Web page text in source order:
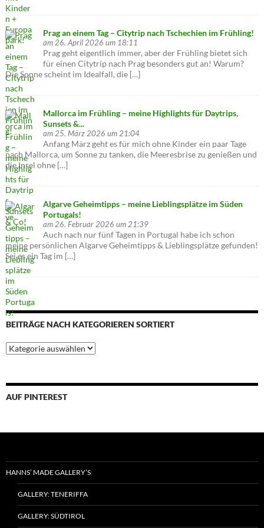
Prag an einem Tag – Citytrip nach Tschechien im Frühling!
am 26. April 2026 um 18:11
Prag geht eigentlich immer, aber der Frühling bietet sich
für einen Citytrip nach Prag besonders gut an! Warum?
Die Sonne scheint im Idealfall, die […]
Mallorca im Frühling – meine Highlights für Daytrips,
Sunsets &...
am 25. März 2026 um 21:04
Anfang März geht es für mich ohne Kinder ein paar Tage
nach Mallorca, um Sonne zu tanken, die Meeresbrise zu genießen und
die Insel ohne […]
Algarve Geheimtipps – meine Lieblingsplätze im Süden
Portugals!
am 26. Februar 2026 um 21:39
Auch nach nur fünf Tagen in Portugal habe ich schon
meine persönlichen Algarve Geheimtipps & Lieblingsplätze gefunden!
Sei es ein Tag im […]
BEITRÄGE NACH KATEGORIEREN SORTIERT
Beiträge
nach
AUF PINTEREST
HANNS’ MADE GALLERY’S
GALLERY: TENERIFFA
GALLERY: SÜDTIROL